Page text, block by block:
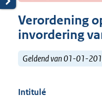
Verordening
invordering
Geldend van 01-01-
Intitulé